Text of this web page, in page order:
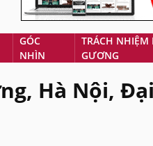
GÓC
NHÌN
TRÁCH NHIỆM
GƯƠNG
Hà Nội,